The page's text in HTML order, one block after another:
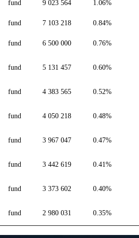
fund 9 023 564 1.06%
fund 7 103 218 0.84%
fund 6 500 000 0.76%
fund 5 131 457 0.60%
fund 4 383 565 0.52%
fund 4 050 218 0.48%
fund 3 967 047 0.47%
fund 3 442 619 0.41%
fund 3 373 602 0.40%
fund 2 980 031 0.35%